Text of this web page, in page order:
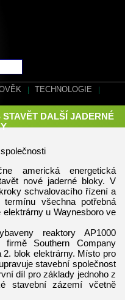
TECHNOLOGIE
DALŠÍ JADERNÉ
americká energetická
nové jaderné bloky. V
schvalovacího řízení a
všechna potřebná
u Waynesboro ve
reaktory AP1000
firmě Southern Company
blok elektrárny. Místo pro
stavební společnost
díl pro základy jednoho z
stavební zázemí včetně